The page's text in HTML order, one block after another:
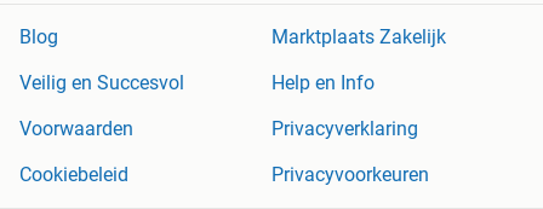
Blog
Marktplaats Zakelijk
Veilig en Succesvol
Help en Info
Voorwaarden
Privacyverklaring
Cookiebeleid
Privacyvoorkeuren